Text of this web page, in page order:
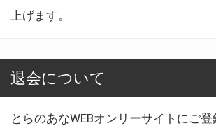
上げます。
退会について
とらのあなWEBオンリーサイトにご